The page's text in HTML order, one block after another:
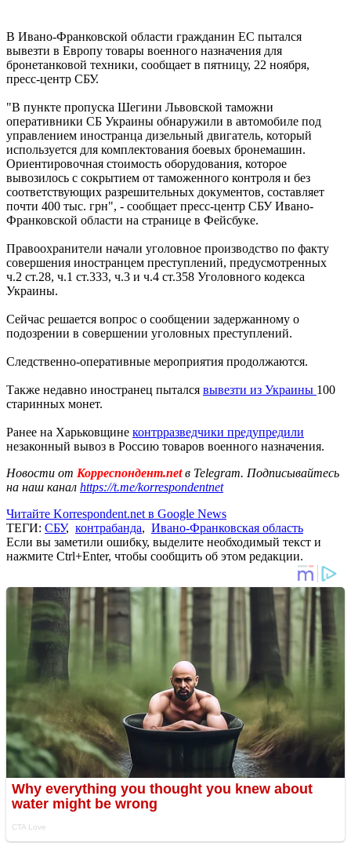
В Ивано-Франковской области гражданин ЕС пытался
вывезти в Европу товары военного назначения для
бронетанковой техники, сообщает в пятницу, 22 ноября,
пресс-центр СБУ.
"В пункте пропуска Шегини Львовской таможни
оперативники СБ Украины обнаружили в автомобиле под
управлением иностранца дизельный двигатель, который
используется для комплектования боевых бронемашин.
Ориентировочная стоимость оборудования, которое
вывозилось с сокрытием от таможенного контроля и без
соответствующих разрешительных документов, составляет
почти 400 тыс. грн", - сообщает пресс-центр СБУ Ивано-
Франковской области на странице в Фейсбуке.
Правоохранители начали уголовное производство по факту
совершения иностранцем преступлений, предусмотренных
ч.2 ст.28, ч.1 ст.333, ч.3 и ч.4 ст.358 Уголовного кодекса
Украины.
Сейчас решается вопрос о сообщении задержанному о
подозрении в совершении уголовных преступлений.
Следственно-оперативные мероприятия продолжаются.
Также недавно иностранец пытался вывезти из Украины 100
старинных монет.
Ранее на Харьковщине контрразведчики предупредили
незаконный вывоз в Россию товаров военного назначения.
Новости от Корреспондент.netв Telegram. Подписывайтесь
на наш канал https://t.me/korrespondentnet
Читайте Korrespondent.net в Google News
ТЕГИ: СБУ, контрабанда, Ивано-Франковская область
Если вы заметили ошибку, выделите необходимый текст и
нажмите Ctrl+Enter, чтобы сообщить об этом редакции.